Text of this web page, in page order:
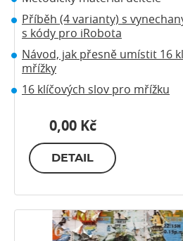
Příběh (4 varianty) s
s kódy pro iRobota
Návod, jak přesně umístit 16
mřížky
16 klíčových slov pro mřížku
0,00 Kč
DETAIL